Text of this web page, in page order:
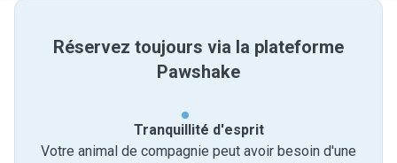
Réservez toujours via la plateforme
Pawshake
Tranquillité d'esprit
Votre animal de compagnie peut avoir besoin d'une